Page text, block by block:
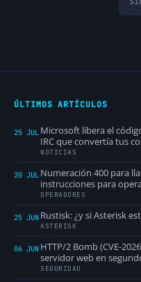
ÚLTIMOS ARTÍCULOS
25 JUL Microsoft libera el
IRC que convertía tus
NOTICIAS
20 JUL Numeración 400 para
instrucciones para
OPERADORES
25 JUN Rustisk: ¿y si Asterisk
ASTERISK
06 JUN HTTP/2 Bomb (CVE-
servidor web en
SEGURIDAD